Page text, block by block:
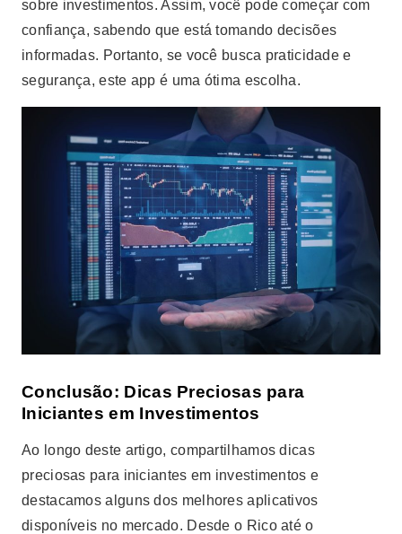
sobre investimentos. Assim, você pode começar com
confiança, sabendo que está tomando decisões
informadas. Portanto, se você busca praticidade e
segurança, este app é uma ótima escolha.
Conclusão: Dicas Preciosas para
Iniciantes em Investimentos
Ao longo deste artigo, compartilhamos dicas
preciosas para iniciantes em investimentos e
destacamos alguns dos melhores aplicativos
disponíveis no mercado. Desde o Rico até o